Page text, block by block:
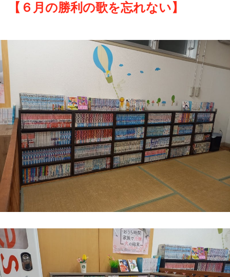
【６月の勝利の歌を忘れない】